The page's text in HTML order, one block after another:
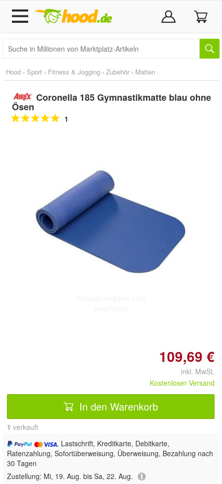
Hood › Sport › Fitness & Jogging › Zubehör › Matten
Coronella 185 Gymnastikmatte blau ohne
Ösen
1
109,69 €
inkl. MwSt.
Kostenloser Versand
In den Warenkorb
1 verkauft
, Lastschrift, Kreditkarte, Debitkarte,
Ratenzahlung, Sofortüberweisung, Überweisung, Bezahlung nach
30 Tagen
Zustellung: Mi, 19. Aug. bis Sa, 22. Aug.